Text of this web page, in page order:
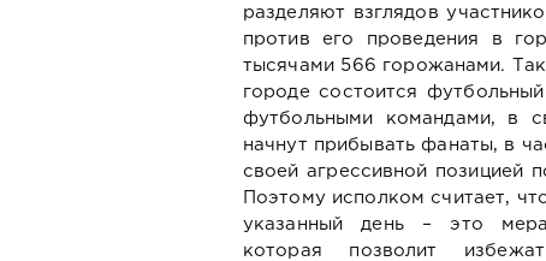
разделяют взглядов
против его проведения в
тысячами 566 горожанами.
городе состоится
футбольными командами, в
начнут прибывать фанаты, в
своей агрессивной позицией
Поэтому исполком считает,
указанный день – это мера
которая позволит